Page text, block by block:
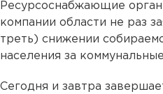
Ресурсоснабжающие
компании области не раз
треть) снижении
населения за
Сегодня и завтра